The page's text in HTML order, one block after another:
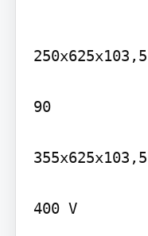
250x625x103,5
90
355x625x103,5
400 V